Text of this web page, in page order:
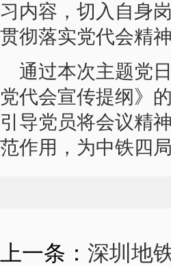
习内容，切入自身
贯彻落实党代会
通过本次主题党
党代会宣传提纲》
引导党员将会议精
范作用，为中铁四
上一条： 深圳地